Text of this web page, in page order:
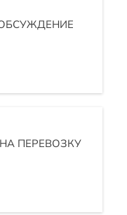
ПЕРЕВОЗКУ